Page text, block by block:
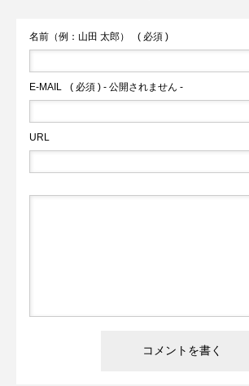
名前（例：山田 太郎） ( 必須 )
E-MAIL ( 必須 ) - 公開されません -
URL